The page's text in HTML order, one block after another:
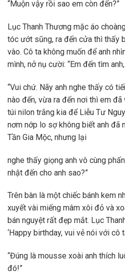
“Muộn vậy rồi sao em còn đến?”
Lục Thanh Thương mặc áo
tóc ướt sũng, ra đến cửa thì thấy
vào. Cô ta không muốn để anh
mình, nở nụ cười: “Em đến tìm
“Vui chứ. Nãy anh nghe thấy có
nào đến, vừa ra đến nơi thì em đã
túi nilon trắng kia để Liễu Tư
nơm nớp lo sợ không biết anh đã
Tần Gia Mộc, nhưng lại
nghe thấy giọng anh vô cùng
nhật đến cho anh sao?”
Trên bàn là một chiếc bánh kem
xuyết vài miếng mâm xôi đỏ và
bán nguyệt rất đẹp mắt. Lục
‘Happy birthday, vui vẻ nói với cô
“Đúng là mousse xoài anh thích
đó!”